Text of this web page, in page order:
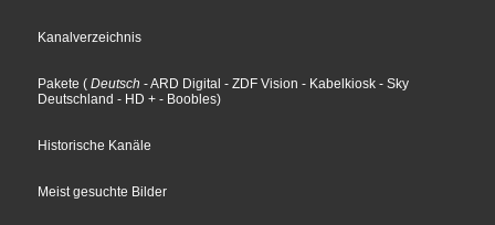
Kanalverzeichnis
Pakete ( Deutsch - ARD Digital - ZDF Vision - Kabelkiosk - Sky
Deutschland - HD + - Boobles)
Historische Kanäle
Meist gesuchte Bilder